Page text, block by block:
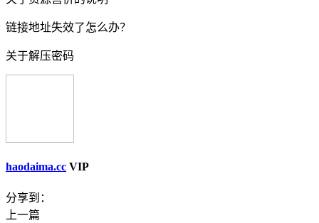
链接地址失效了怎么办？
关于解压密码
haodaima.cc VIP
分享到：
上一篇